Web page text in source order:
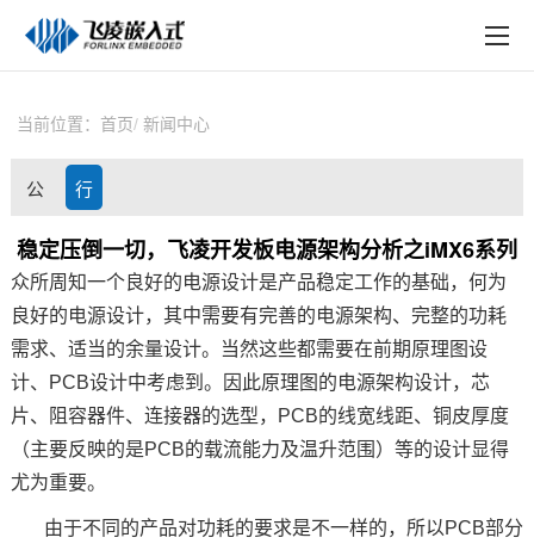
技术与支持
在线文档
方案定制
天猫商城
淘宝商城
新闻中心
在线购买
当前位置： 首页 新闻中心
公
司
动
态
行
业
资
讯
稳定压倒一切，飞凌开发板电源架构分析之iMX6系列
众所周知一个良好的电源设计是产品稳定工作的基础，何为
良好的电源设计，其中需要有完善的电源架构、完整的功耗
需求、适当的余量设计。当然这些都需要在前期原理图设
计、
PCB设计中考虑到。因此原理图的电源架构设计， 芯
片、阻容器件、连接器的选型， PCB的线宽线距、铜皮厚度
（主要反映的是PCB的载流能力及温升范围）等的设计显得
尤为重要。
由于不同的产品对功耗的要求是不一样的，所以 PCB部分